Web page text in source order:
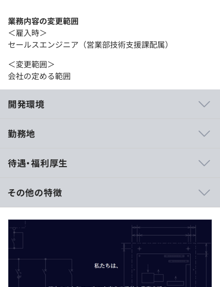
業務内容の変更範囲
＜雇入時＞
セールスエンジニア（営業部技術支援課配属）
＜変更範囲＞
会社の定める範囲
開発環境
ぐに聞ける環境です。
Windowsノート
また、ノート/デスクトップ問わず24インチのモニタを支
給可能です。
勤務地
待遇・福利厚生
※経験、スキルに応じて当社基準に照らして決定します。
例）
・シニアスペシャリスト：600万円～
・シニアマネジャー：760万円〜
その他の特徴